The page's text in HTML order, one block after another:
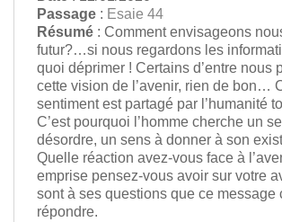
Passage : Esaie 44
Résumé : Comment envisageons
futur?…si nous regardons les
quoi déprimer ! Certains d’entre nous
cette vision de l’avenir, rien de bon…
sentiment est partagé par l’humanité
C’est pourquoi l’homme cherche un
désordre, un sens à donner à son
Quelle réaction avez-vous face à
emprise pensez-vous avoir sur votre
sont à ses questions que ce message
répondre.